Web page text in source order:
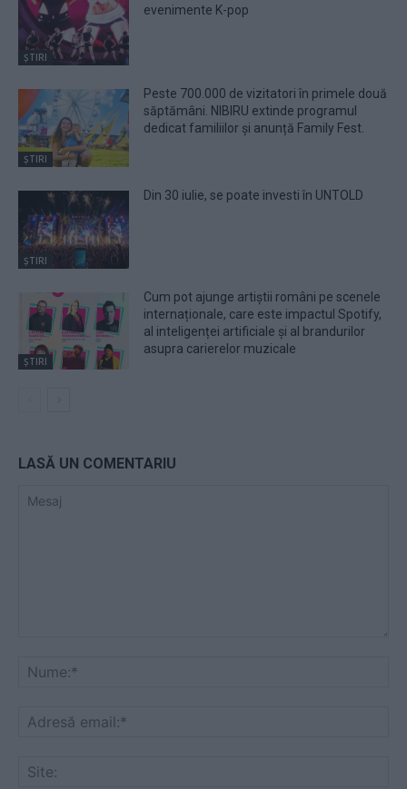
ȘTIRI
evenimente K-pop
ȘTIRI
Peste 700.000 de vizitatori în primele două
săptămâni. NIBIRU extinde programul
dedicat familiilor și anunță Family Fest.
ȘTIRI
Din 30 iulie, se poate investi în UNTOLD
ȘTIRI
Cum pot ajunge artiștii români pe scenele
internaționale, care este impactul Spotify,
al inteligenței artificiale și al brandurilor
asupra carierelor muzicale
LASĂ UN COMENTARIU